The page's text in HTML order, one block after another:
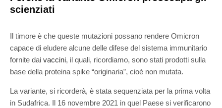
scienziati
Il timore è che queste mutazioni possano rendere Omicron
capace di eludere alcune delle difese del sistema immunitario
fornite dai vaccini, il quali, ricordiamo, sono stati prodotti sulla
base della proteina spike “originaria”, cioè non mutata.
La variante, si ricorderà, è stata sequenziata per la prima volta
in Sudafrica. Il 16 novembre 2021 in quel Paese si verificarono